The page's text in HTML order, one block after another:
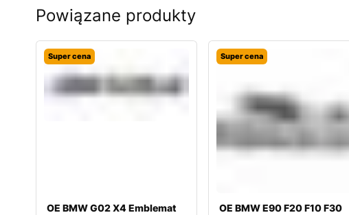
Powiązane produkty
Super cena
OE BMW G02 X4 Emblemat
Super cena
OE BMW E90 F20 F10 F30